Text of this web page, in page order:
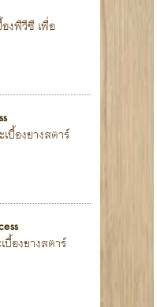
งพีวีซี เพื่อ
บื้องยางสตาร์
บื้องยางสตาร์